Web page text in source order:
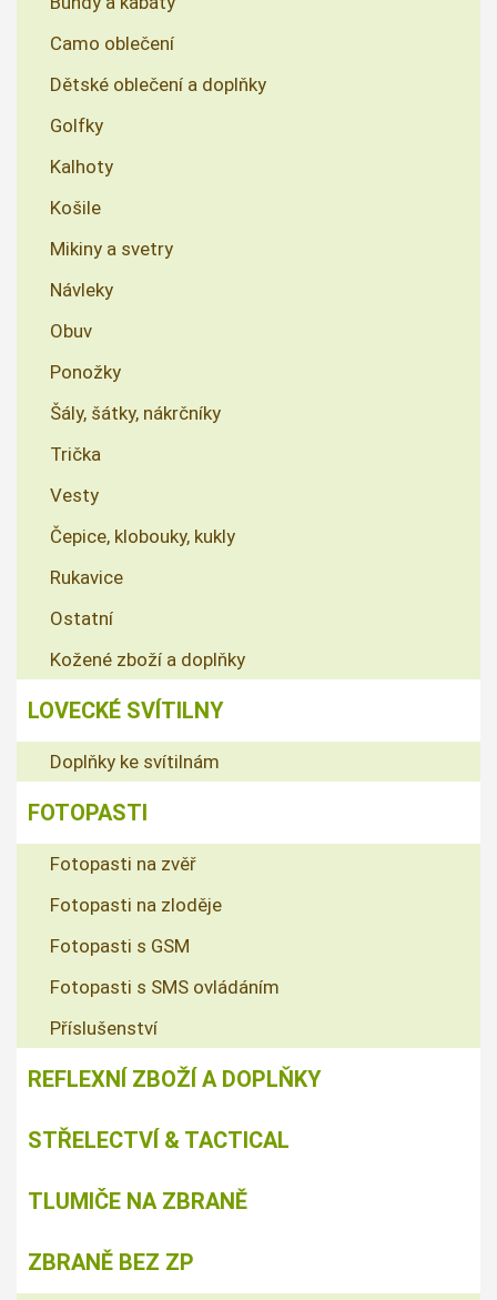
Camo oblečení
Dětské oblečení a doplňky
Golfky
Kalhoty
Košile
Mikiny a svetry
Návleky
Obuv
Ponožky
Šály, šátky, nákrčníky
Trička
Vesty
Čepice, klobouky, kukly
Rukavice
Ostatní
Kožené zboží a doplňky
LOVECKÉ SVÍTILNY
Doplňky ke svítilnám
FOTOPASTI
Fotopasti na zvěř
Fotopasti na zloděje
Fotopasti s GSM
Fotopasti s SMS ovládáním
Příslušenství
REFLEXNÍ ZBOŽÍ A DOPLŇKY
STŘELECTVÍ & TACTICAL
TLUMIČE NA ZBRANĚ
ZBRANĚ BEZ ZP